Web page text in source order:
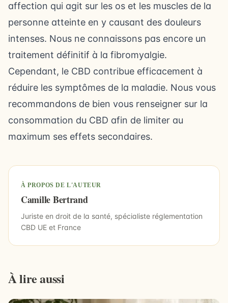
affection qui agit sur les os et les muscles de la
personne atteinte en y causant des douleurs
intenses. Nous ne connaissons pas encore un
traitement définitif à la fibromyalgie.
Cependant, le CBD contribue efficacement à
réduire les symptômes de la maladie. Nous vous
recommandons de bien vous renseigner sur la
consommation du CBD afin de limiter au
maximum ses effets secondaires.
À PROPOS DE L'AUTEUR
Camille Bertrand
Juriste en droit de la santé, spécialiste réglementation
CBD UE et France
À lire aussi